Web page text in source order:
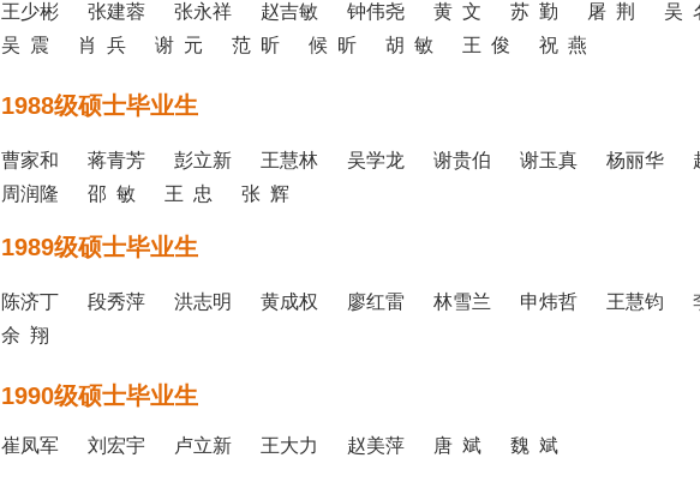
王少彬 张建蓉 张永祥 赵吉敏 钟伟尧 黄 文 苏 勤 屠 荆 吴
吴 震 肖 兵 谢 元 范 昕 候 昕 胡 敏 王 俊 祝 燕
1988级硕士毕业生
曹家和 蒋青芳 彭立新 王慧林 吴学龙 谢贵伯 谢玉真 杨丽华
周润隆 邵 敏 王 忠 张 辉
1989级硕士毕业生
陈济丁 段秀萍 洪志明 黄成权 廖红雷 林雪兰 申炜哲 王慧钧
余 翔
1990级硕士毕业生
崔凤军 刘宏宇 卢立新 王大力 赵美萍 唐 斌 魏 斌